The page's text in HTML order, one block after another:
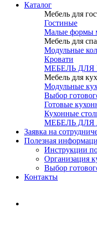
Каталог
Мебель для
Гостиные
Малые формы
Мебель для
Модульные
Кровати
МЕБЕЛЬ
Мебель для
Модульные
Выбор
Готовые
Кухонные
МЕБЕЛЬ
Заявка на
Полезная
Инструкции
Организация
Выбор
Контакты